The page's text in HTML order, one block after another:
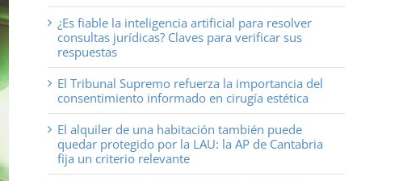
¿Es fiable la inteligencia artificial para resolver
consultas jurídicas? Claves para verificar sus
respuestas
El Tribunal Supremo refuerza la importancia del
consentimiento informado en cirugía estética
El alquiler de una habitación también puede
quedar protegido por la LAU: la AP de Cantabria
fija un criterio relevante